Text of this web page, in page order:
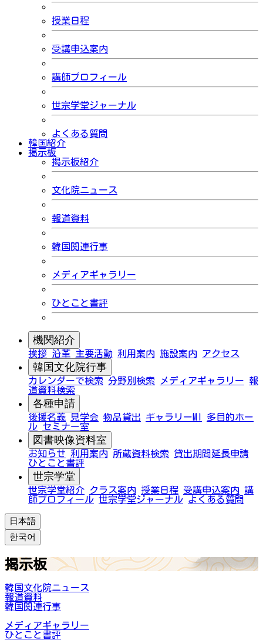
授業日程
受講申込案内
講師プロフィール
世宗学堂ジャーナル
よくある質問
韓国紹介
掲示板
掲示板紹介
文化院ニュース
報道資料
韓国関連行事
メディアギャラリー
ひとこと書評
機関紹介
挨拶 沿革 主要活動 利用案内 施設案内 アクセス
韓国文化院行事
カレンダーで検索 分野別検索 メディアギャラリー 報
道資料検索
各種申請
後援名義 見学会 物品貸出 ギャラリーMI
多目的ホー
ル セミナー室
図書映像資料室
お知らせ 利用案内 所蔵資料検索
貸出期間延長申請
ひとこと書評
世宗学堂
世宗学堂紹介 クラス案内 授業日程 受講申込案内 講
師プロフィール 世宗学堂ジャーナル よくある質問
日本語
한국어
掲示板
韓国文化院ニュース
報道資料
韓国関連行事
メディアギャラリー
ひとこと書評